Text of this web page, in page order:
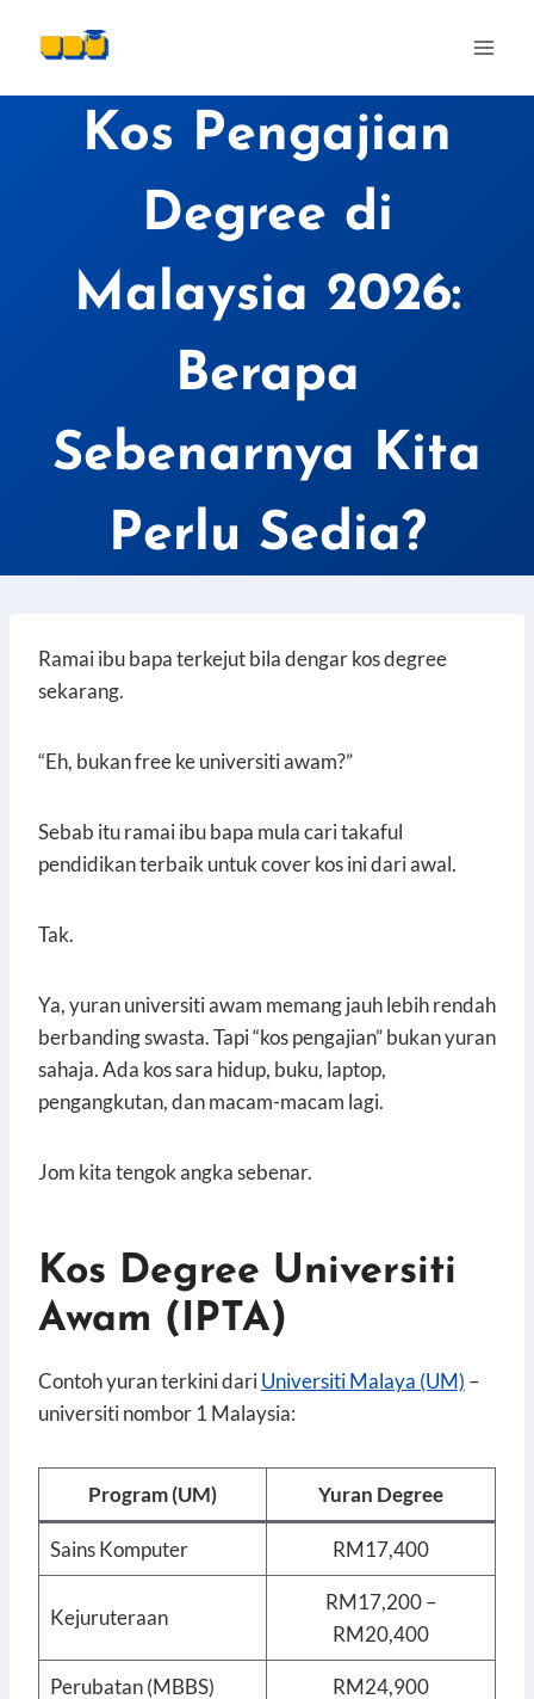
Kos Pengajian
Degree di
Malaysia 2026:
Berapa
Sebenarnya Kita
Perlu Sedia?
Ramai ibu bapa terkejut bila dengar kos degree
sekarang.
“Eh, bukan free ke universiti awam?”
Sebab itu ramai ibu bapa mula cari takaful
pendidikan terbaik untuk cover kos ini dari awal.
Tak.
Ya, yuran universiti awam memang jauh lebih rendah
berbanding swasta. Tapi “kos pengajian” bukan yuran
sahaja. Ada kos sara hidup, buku, laptop,
pengangkutan, dan macam-macam lagi.
Jom kita tengok angka sebenar.
Kos Degree Universiti
Awam (IPTA)
Contoh yuran terkini dariUniversiti Malaya (UM) –
universiti nombor 1 Malaysia:
Program (UM) Yuran Degree
Sains Komputer RM17,400
Kejuruteraan
RM17,200 –
RM20,400
Perubatan (MBBS) RM24,900